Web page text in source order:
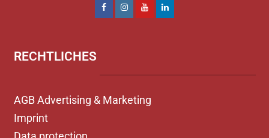
RECHTLICHES
AGB Advertising & Marketing
Imprint